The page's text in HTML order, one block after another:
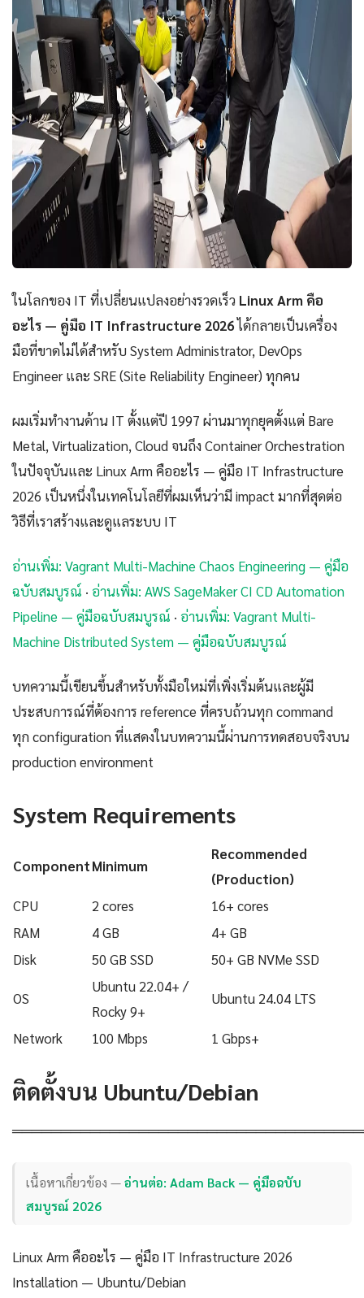
ในโลกของ IT ที่เปลี่ยนแปลงอย่างรวดเร็ว Linux Arm คือ
อะไร — คู่มือ IT Infrastructure 2026ได้กลายเป็นเครื่อง
มือที่ขาดไม่ได้สำหรับ System Administrator, DevOps
Engineer และ SRE (Site Reliability Engineer) ทุกคน
ผมเริ่มทำงานด้าน IT ตั้งแต่ปี 1997 ผ่านมาทุกยุคตั้งแต่ Bare
Metal, Virtualization, Cloud จนถึง Container Orchestration
ในปัจจุบันและ Linux Arm คืออะไร — คู่มือ IT Infrastructure
2026 เป็นหนึ่งในเทคโนโลยีที่ผมเห็นว่ามี impact มากที่สุดต่อ
วิธีที่เราสร้างและดูแลระบบ IT
อ่านเพิ่ม: Vagrant Multi-Machine Chaos Engineering — คู่มือ
ฉบับสมบูรณ์ · อ่านเพิ่ม: AWS SageMaker CI CD Automation
Pipeline — คู่มือฉบับสมบูรณ์ · อ่านเพิ่ม: Vagrant Multi-
Machine Distributed System — คู่มือฉบับสมบูรณ์
บทความนี้เขียนขึ้นสำหรับทั้งมือใหม่ที่เพิ่งเริ่มต้นและผู้มี
ประสบการณ์ที่ต้องการ reference ที่ครบถ้วนทุก command
ทุก configuration ที่แสดงในบทความนี้ผ่านการทดสอบจริงบน
production environment
System Requirements
ComponentMinimum
Recommended
(Production)
CPU
2 cores
16+ cores
RAM
4 GB
4+ GB
Disk
50 GB SSD 50+ GB NVMe SSD
OS
Ubuntu 22.04+ /
Rocky 9+
Ubuntu 24.04 LTS
Network 100 Mbps 1 Gbps+
ติดตั้งบน Ubuntu/Debian
เนื้อหาเกี่ยวข้อง —อ่านต่อ: Adam Back — คู่มือฉบับ
สมบูรณ์ 2026
Linux Arm คืออะไร — คู่มือ IT Infrastructure 2026
Installation — Ubuntu/Debian